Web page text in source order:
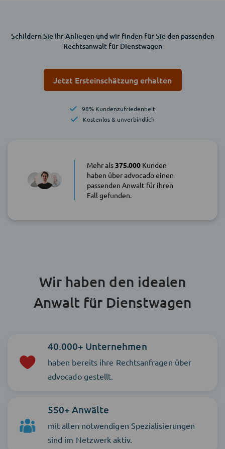
Schildern Sie Ihr Anliegen und wir finden für Sie den passenden
Rechtsanwalt für Dienstwagen
Jetzt Ersteinschätzung erhalten
98% Kundenzufriedenheit
Kostenlos & unverbindlich
Mehr als375.000Kunden
haben über advocado einen
passenden Anwalt für ihren
Fall gefunden.
Wir haben den idealen
Anwalt für Dienstwagen
40.000+ Unternehmen
haben bereits ihre Rechtsanfragen über
advocado gestellt.
550+ Anwälte
mit allen notwendigen Spezialisierungen
sind im Netzwerk aktiv.